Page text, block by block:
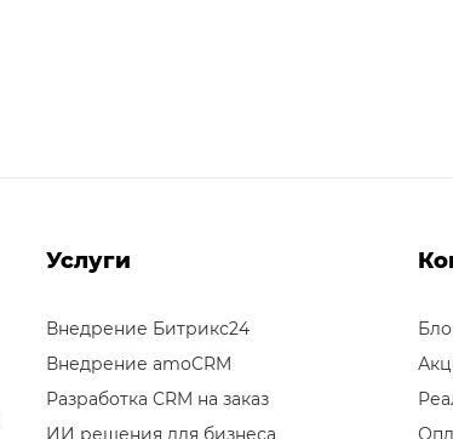
Услуги
Внедрение Битрикс24
Внедрение amoCRM
Разработка CRM на заказ
ИИ решения для бизнеса